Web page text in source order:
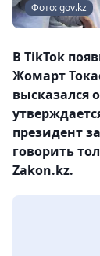
Фото: gov.kz
В TikTok
Жомарт
высказался
президент
говорить
Zakon.kz.